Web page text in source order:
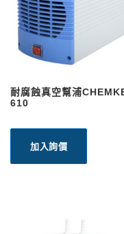
耐腐蝕真空幫浦
610
加入詢價